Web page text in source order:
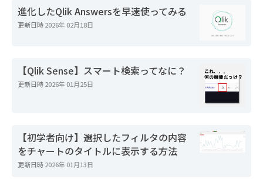
進化したQlik Answersを早速使ってみる
更新日時2026年 02月18日
【Qlik Sense】スマート検索ってなに？
更新日時2026年 01月25日
【初学者向け】選択したフィルタの内容
をチャートのタイトルに表示する方法
更新日時2026年 01月13日